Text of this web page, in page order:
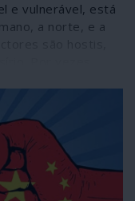
e vulnerável, está
a norte, e a
e o México. Em
“segurança”: há
da